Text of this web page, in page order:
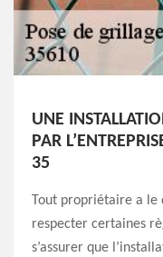
UNE
PAR
35
Tout propriétaire a
respecter certaines
s’assurer que